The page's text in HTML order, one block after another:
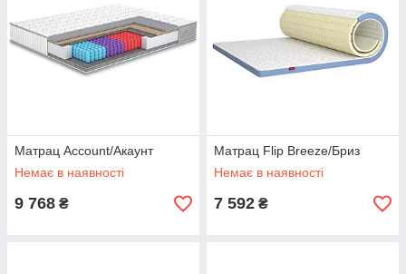
Матрац Account/Акаунт
Немає в наявності
9 768 ₴
Матрац Flip Breeze/Бриз
Немає в наявності
7 592 ₴